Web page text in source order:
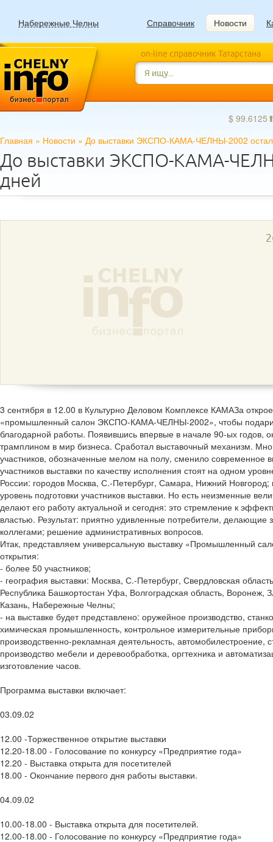
Набережные Челны Справочник Новости
on-line справочник Татарстана
$
Главная » Новости » До выставки ЭКСПО-КАМА-ЧЕЛНЫ-2002
До выставки ЭКСПО-КАМА-
дней
3 сентября в 12.00 в Культурно Деловом Комплексе КАМАЗа
«промышленный салон ЭКСПО-КАМА-ЧЕЛНЫ-2002», чтобы
благодарной работы. Появившись впервые в начале 90-ых годов,
трамплином в мир бизнеса. Сработал выставочный механизм.
участников, обозначенные мелом на полу, сменило
участников выставки по качеству исполнения стоят на одном
России: городов Москва, С.-Петербург, Самара, Нижний Новгород;
уровень подготовки участников выставки. Но есть неизменные
делают его работу актуальной и сегодня: это стремление к
властью. Результат: приятно удивленные потребители, делающие
коллегами; решение административных вопросов.
Итак, представляем универсальную выставку «Промышленный
открытия:
- более 50 участников;
- география выставки: Москва, С.-Петербург, Свердловская
Республика Башкортостан Уфа, Волгоградская область, Воронеж,
Казань, Набережные Челны;
- на выставке будет представлено: оружейное производство,
химическая промышленность, контрольное измерительные
производственно-рекламная деятельность,
производство мебели и деревообработка, оргтехника и
изготовление часов.
Программа выставки включает:
03.09.02
12.00 -Торжественное открытие выставки
12.20-18.00 - Голосование по конкурсу «Предприятие года»
12.20 - Выставка открыта для посетителей
18.00 - Окончание первого дня работы выставки.
04.09.02
10.00-18.00 - Выставка открыта для посетителей.
12.00-18.00 - Голосование по конкурсу «Предприятие года»